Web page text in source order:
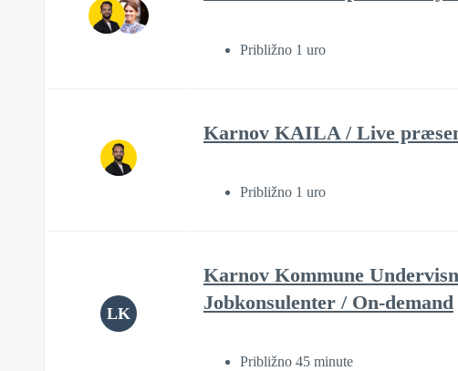
Približno 1 uro
Karnov KAILA / Live
Približno 1 uro
LK
Karnov Kommune
Jobkonsulenter / On-demand
Približno 45 minute